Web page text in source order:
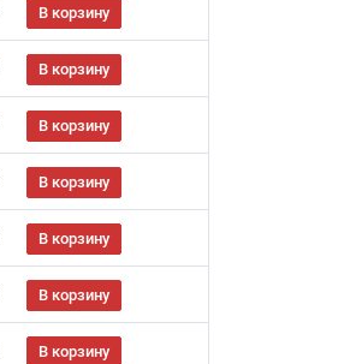
В корзину
В корзину
В корзину
В корзину
В корзину
В корзину
В корзину